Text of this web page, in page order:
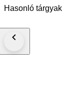
Hasonló tárgyak